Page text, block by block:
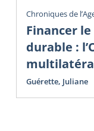
Chroniques de
Financer
durable :
Guérette, Juliane